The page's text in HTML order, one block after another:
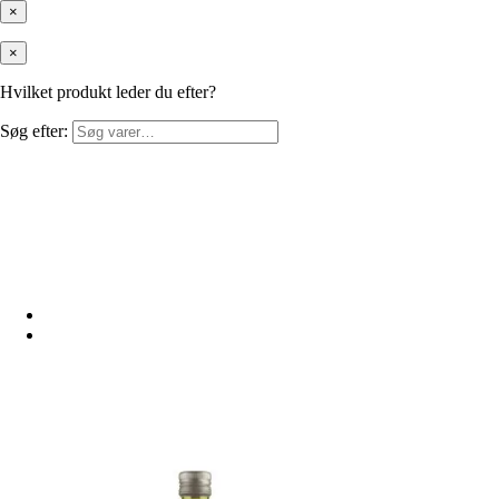
×
×
Hvilket produkt leder du efter?
Søg efter: